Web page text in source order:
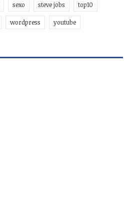
sexo steve jobs top10
wordpress youtube